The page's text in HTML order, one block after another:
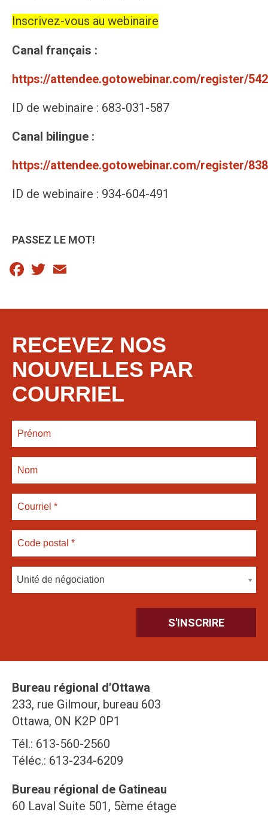
Inscrivez-vous au webinaire
Canal français :
https://attendee.gotowebinar.com/register/
ID de webinaire : 683-031-587
Canal bilingue :
https://attendee.gotowebinar.com/register/
ID de webinaire : 934-604-491
PASSEZ LE MOT!
Facebook
Twitter
RECEVEZ NOS
NOUVELLES PAR
COURRIEL
Unité de négociation
Bureau régional d'Ottawa
233, rue Gilmour, bureau 603
Ottawa, ON K2P 0P1
Tél.: 613-560-2560
Téléc.: 613-234-6209
Bureau régional de Gatineau
60 Laval Suite 501, 5ème étage